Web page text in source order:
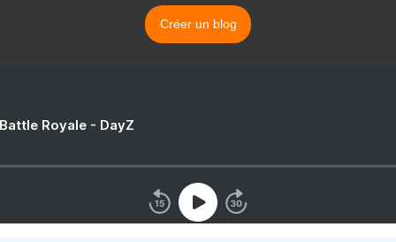
Créer un blog
Royale - DayZ